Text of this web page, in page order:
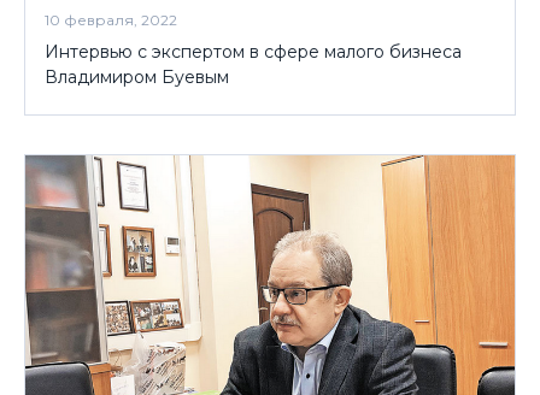
10 февраля, 2022
Интервью с экспертом в сфере малого бизнеса
Владимиром Буевым